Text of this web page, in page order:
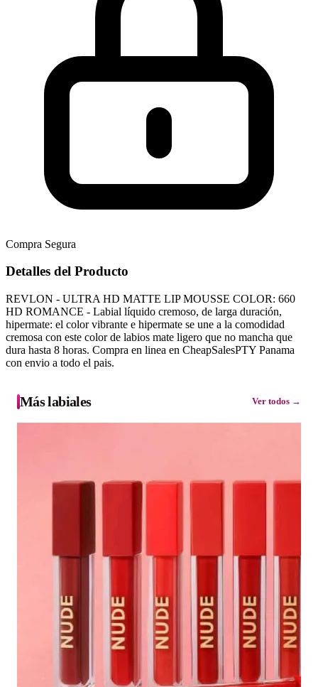
Compra Segura
Detalles del Producto
REVLON - ULTRA HD MATTE LIP MOUSSE COLOR: 660
HD ROMANCE - Labial líquido cremoso, de larga duración,
hipermate: el color vibrante e hipermate se une a la comodidad
cremosa con este color de labios mate ligero que no mancha que
dura hasta 8 horas. Compra en linea en CheapSalesPTY Panama
con envio a todo el pais.
Más labiales Ver todos →